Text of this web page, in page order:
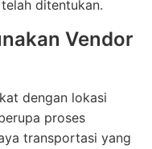
ditentukan.
Vendor
dengan lokasi
proses
transportasi yang